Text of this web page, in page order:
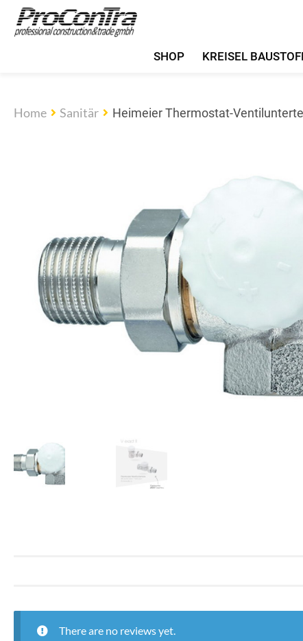
SHOP KREISEL
Home Sanitär Heimeier Thermostat-
There are no reviews yet.